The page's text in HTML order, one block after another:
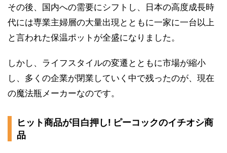
その後、国内への需要にシフトし、日本の高度成長時
代には専業主婦層の大量出現とともに一家に一台以上
と言われた保温ポットが全盛になりました。
しかし、ライフスタイルの変遷とともに市場が縮小
し、多くの企業が閉業していく中で残ったのが、現在
の魔法瓶メーカーなのです。
ヒット商品が目白押し! ピーコックのイチオシ商
品